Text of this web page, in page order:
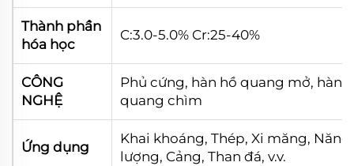
Thành phần
hóa học
C:3.0-5.0% Cr:25-40%
CÔNG
NGHỆ
Phủ cứng, hàn hồ quang mở, hàn
quang chìm
Ứng dụng
Khai khoáng, Thép, Xi măng, Năng
lượng, Cảng, Than đá, v.v.